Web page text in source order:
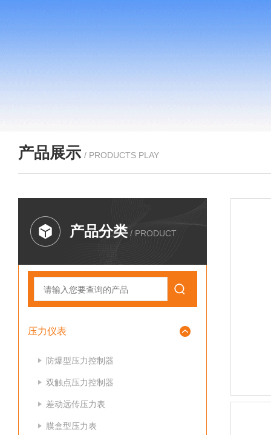
产品展示 / PRODUCTS PLAY
产品分类 / PRODUCT
压力仪表
防爆型压力控制器
双触点压力控制器
差动远传压力表
膜盒型压力表